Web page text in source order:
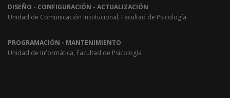
DISEÑO - CONFIGURACIÓN - ACTUALIZACIÓN
Unidad de Comunicación Institucional, Facultad de Psicología
PROGRAMACIÓN - MANTENIMIENTO
Unidad de Informática, Facultad de Psicología